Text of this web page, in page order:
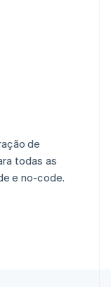
de
todas as
e no-code.